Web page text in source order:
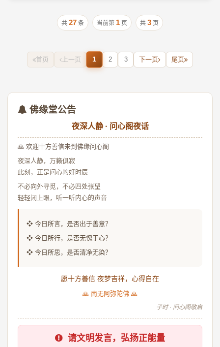
共 27 条 当前第 1 页 共 3 页
首页 上一页 1 2 3 下一页 尾页
佛缘堂公告
夜深人静 · 问心阁夜话
🙏 欢迎十方善信来到佛缘问心阁
夜深人静，万籁俱寂
此刻，正是问心的好时辰
不必向外寻觅，不必四处张望
轻轻闭上眼，听一听内心的声音
❖ 今日所言，是否出于善意？
❖ 今日所行，是否无愧于心？
❖ 今日所思，是否清净无染？
愿十方善信 夜梦吉祥，心得自在
🙏 南无阿弥陀佛 🙏
子时 · 问心阁敬启
请文明发言，弘扬正能量